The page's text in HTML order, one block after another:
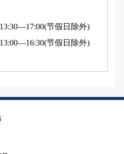
节假日除外)
节假日除外)